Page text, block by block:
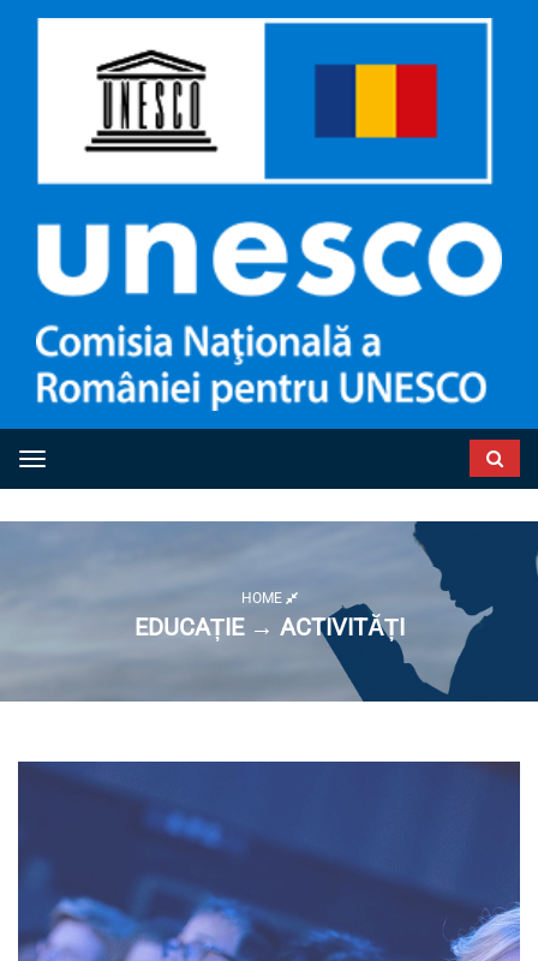
Toggle navigation
HOME
EDUCAȚIE → ACTIVITĂȚI